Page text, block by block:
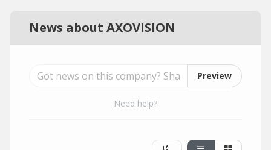
News about AXOVISION
Preview
Need help?